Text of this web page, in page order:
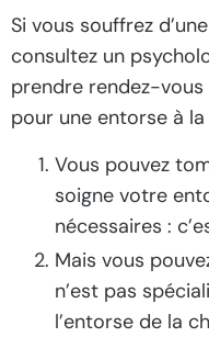
Si vous souffrez
consultez un
prendre rendez-
pour une entorse à la
Vous pouvez
soigne votre
nécessaires :
Mais vous
n’est pas
l’entorse de la